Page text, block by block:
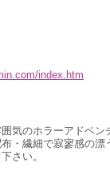
index.htm
気のホラーアドベン
布・繊細で寂寥感の
さい。